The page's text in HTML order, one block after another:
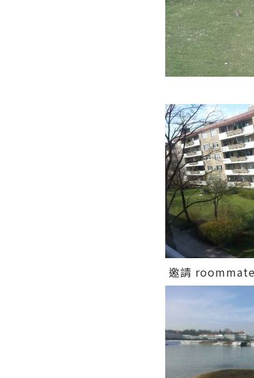
邀請 roommate